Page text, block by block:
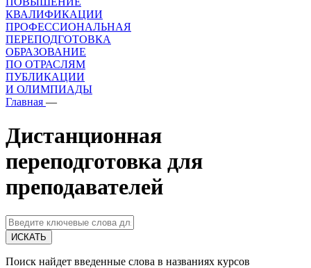
КВАЛИФИКАЦИИ
ПРОФЕССИОНАЛЬНАЯ
ПЕРЕПОДГОТОВКА
ОБРАЗОВАНИЕ
ПО ОТРАСЛЯМ
ПУБЛИКАЦИИ
И ОЛИМПИАДЫ
Главная —
Дистанционная
переподготовка для
преподавателей
Поиск найдет введенные слова в названиях курсов